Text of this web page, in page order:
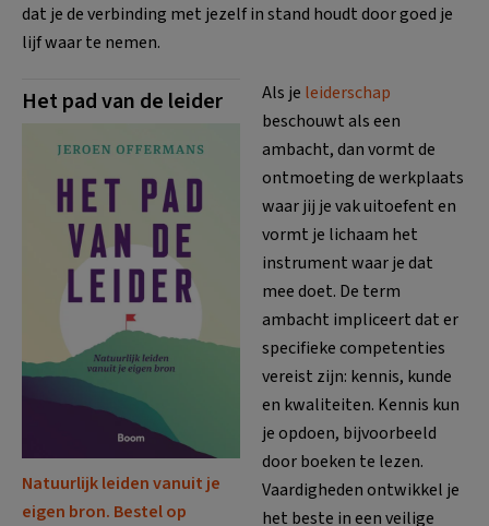
dat je de verbinding met jezelf in stand houdt door goed je
lijf waar te nemen.
Het pad van de leider
Natuurlijk leiden vanuit je
eigen bron. Bestel op
Als je leiderschap
beschouwt als een
ambacht, dan vormt de
ontmoeting de werkplaats
waar jij je vak uitoefent en
vormt je lichaam het
instrument waar je dat
mee doet. De term
ambacht impliceert dat er
specifieke competenties
vereist zijn: kennis, kunde
en kwaliteiten. Kennis kun
je opdoen, bijvoorbeeld
door boeken te lezen.
Vaardigheden ontwikkel je
het beste in een veilige